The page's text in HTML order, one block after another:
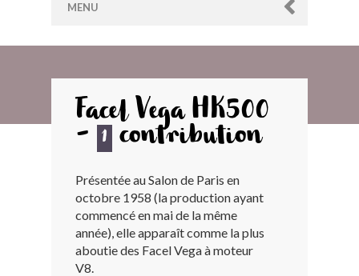
MENU
ARCHIVES
LES CONTRIBUTEURS
LE BLOG
Facel Vega HK500
-
1 contribution
Présentée au Salon de Paris en
octobre 1958 (la production ayant
commencé en mai de la même
année), elle apparaît comme la plus
aboutie des Facel Vega à moteur
V8.